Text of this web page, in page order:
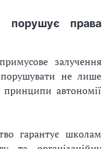
порушує права
залучення
не лише
принципи автономії
гарантує школам